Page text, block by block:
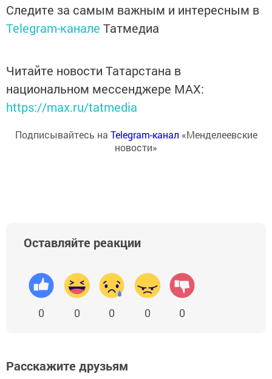
Следите за самым важным и интересным в
Telegram-канале Татмедиа
Читайте новости Татарстана в
национальном мессенджере MАХ:
https://max.ru/tatmedia
Подписывайтесь на Telegram-канал «Менделеевские
новости»
Оставляйте реакции
0 0 0 0 0
Расскажите друзьям